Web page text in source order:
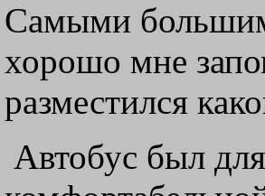
Самыми
хорошо мне
разместился
Автобус был